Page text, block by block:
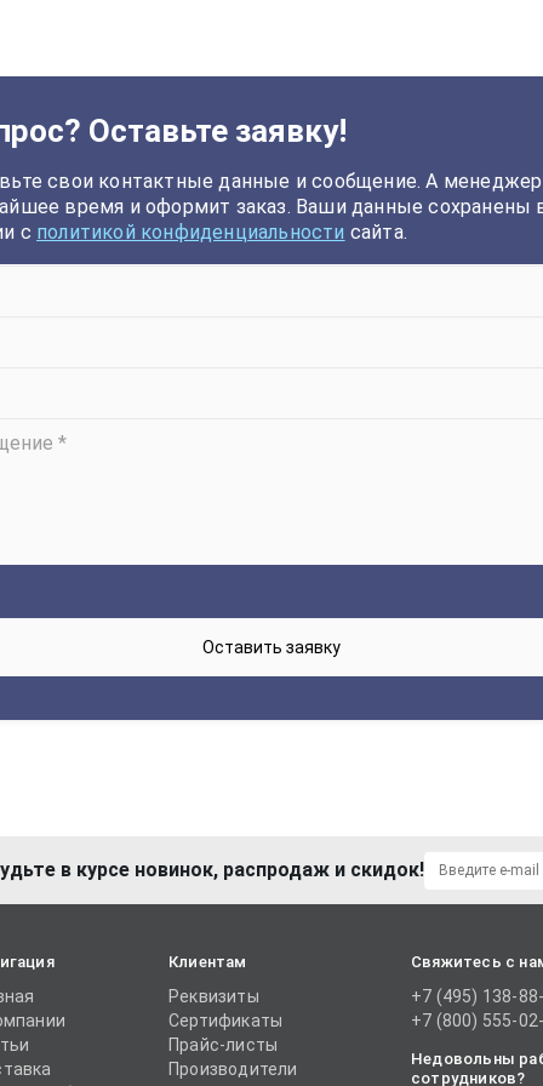
Оставьте заявку!
свои контактные данные и сообщение. А
время и оформит заказ. Ваши данные сохранены
с политикой конфиденциальности сайта.
в курсе новинок, распродаж и скидок!
Клиентам
Реквизиты
Сертификаты
Прайс-листы
Производители
Свяжитесь с
+7 (495) 138-
+7 (800) 555-
Недовольны
сотрудников?